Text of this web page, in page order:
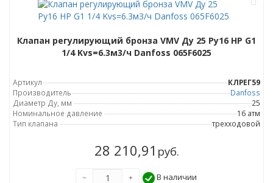
Клапан регулирующий бронза VMV Ду 25 Ру16 НР G1
1/4 Kvs=6.3м3/ч Danfoss 065F6025
Артикул
КЛРЕГ59
Производитель
Danfoss
Диаметр Ду, мм
25
Номинальное давление
16 атм
Тип клапана
трехходовой
28 210,91 руб.
В наличии